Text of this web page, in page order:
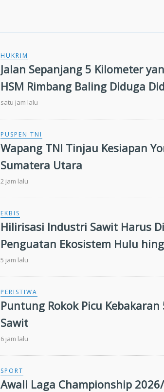
HUKRIM
Jalan Sepanjang 5 Kilometer
HSM Rimbang Baling Diduga
Perambahan Hutan
satu jam lalu
PUSPEN TNI
Wapang TNI Tinjau Kesiapan
Sumatera Utara
2 jam lalu
EKBIS
Hilirisasi Industri Sawit Harus
Penguatan Ekosistem Hulu
5 jam lalu
PERISTIWA
Puntung Rokok Picu
Sawit
6 jam lalu
SPORT
Awali Laga Championship 2026/